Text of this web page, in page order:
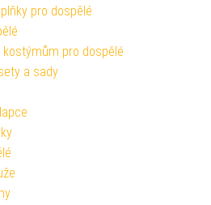
pro dospělé
kostýmům pro dospělé
a sady